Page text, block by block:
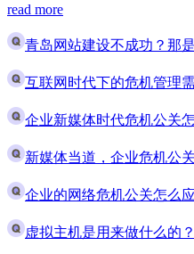
read more
青岛网站建设不成功？那
互联网时代下的危机管理
企业新媒体时代危机公关
新媒体当道，企业危机公
企业的网络危机公关怎么
虚拟主机是用来做什么的？